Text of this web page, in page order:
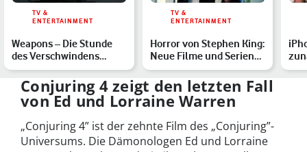
TV &
ENTERTAINMENT
Weapons – Die Stunde
des Verschwindens
streamen: Der Horror im
He…
TV &
ENTERTAINMENT
Horror von Stephen King:
Neue Filme und Serien
ab 2026
Conjuring 4 zeigt den letzten Fall
von Ed und Lorraine Warren
„Conjuring 4” ist der zehnte Film des „Conjuring”-
Universums. Die Dämonologen Ed und Lorraine